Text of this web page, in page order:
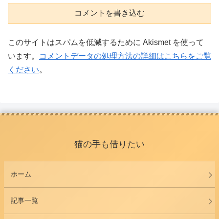
コメントを書き込む
このサイトはスパムを低減するために Akismet を使って
います。
コメントデータの処理方法の詳細はこちらをご覧
ください。
猫の手も借りたい
ホーム
記事一覧